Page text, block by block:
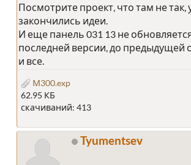
Посмотрите проект, что там не так,
закончились идеи.
И еще панель 031 13 не
последней версии, до предыдущей
и все.
М300.exp
62.95 КБ
скачиваний: 413
Tyumentsev